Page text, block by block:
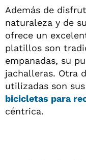
Además de
naturaleza y de
ofrece un
platillos son
empanadas, su
jachalleras. Otra
utilizadas son
bicicletas para
céntrica.